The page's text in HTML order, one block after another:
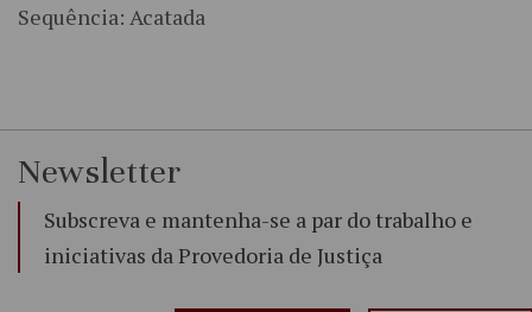
Sequência: Acatada
Newsletter
Subscreva e mantenha-se a par do trabalho e
iniciativas da Provedoria de Justiça